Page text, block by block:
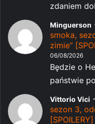
zdaniem
Minguerson
smoka,
zimie”
06/08/2026
Będzie o
państwie
Vittorio Vici
sezon 3,
[SPOILERY]